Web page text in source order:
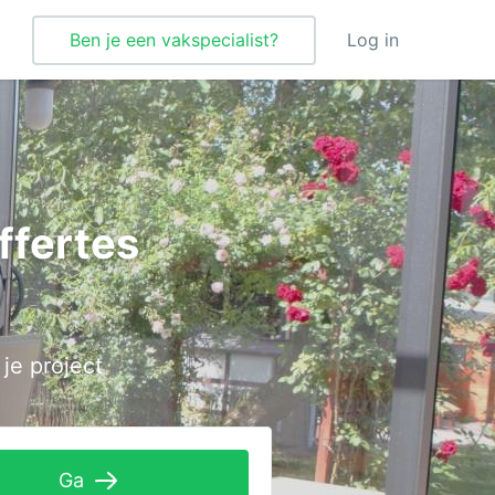
Ben je een vakspecialist? Log in
Verbouwing
Vloeren
Vloerverwarming
Vochtbestrijding
Warmtepomp
Wellness
Zonnepanelen
project
Ga